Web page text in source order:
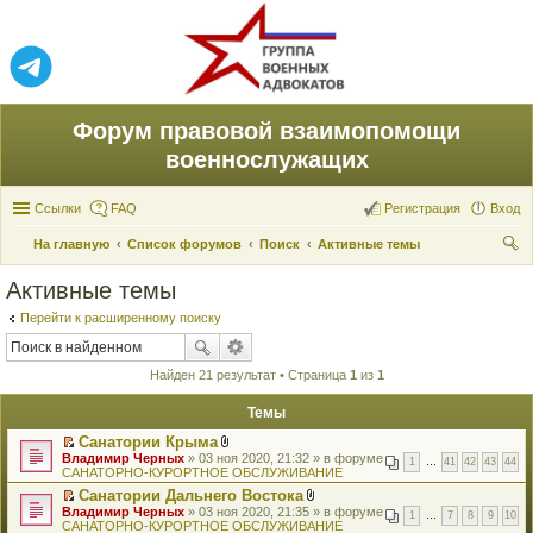
Форум правовой взаимопомощи
военнослужащих
Ссылки FAQ Вход
Регистрация
На главную Список форумов Поиск
Активные темы
Активные темы
Перейти к расширенному поиску
Найден 21 результат • Страница 1 из 1
Темы
П
е
р
е
й
т
Санатории Крыма
В
л
о
ж
е
н
1 41 42 43 44
Владимир Черных » 03 ноя 2020, 21:32 » в форуме
САНАТОРНО-КУРОРТНОЕ ОБСЛУЖИВАНИЕ
П
е
Санатории Дальнего Востока
В
л
1 7 8 9 10
Владимир Черных » 03 ноя 2020, 21:35 » в форуме
САНАТОРНО-КУРОРТНОЕ ОБСЛУЖИВАНИЕ